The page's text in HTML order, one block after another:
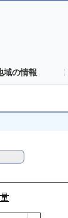
域の情報